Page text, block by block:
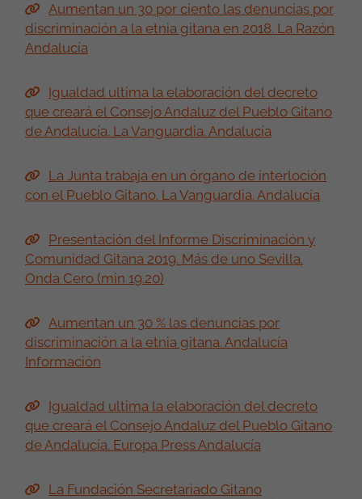
Aumentan un 30 por ciento las denuncias por
discriminación a la etnia gitana en 2018. La Razón
Andalucía
Igualdad ultima la elaboración del decreto
que creará el Consejo Andaluz del Pueblo Gitano
de Andalucía. La Vanguardia. Andalucía
La Junta trabaja en un órgano de interloción
con el Pueblo Gitano. La Vanguardia. Andalucía
Presentación del Informe Discriminación y
Comunidad Gitana 2019. Más de uno Sevilla.
Onda Cero (min 19.20)
Aumentan un 30 % las denuncias por
discriminación a la etnia gitana. Andalucía
Información
Igualdad ultima la elaboración del decreto
que creará el Consejo Andaluz del Pueblo Gitano
de Andalucía. Europa Press Andalucía
La Fundación Secretariado Gitano